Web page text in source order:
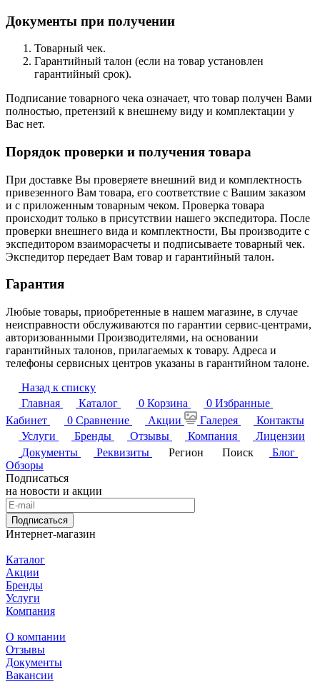
Документы при получении
Товарный чек.
Гарантийный талон (если на товар установлен
гарантийный срок).
Подписание товарного чека означает, что товар получен Вами
полностью, претензий к внешнему виду и комплектации у
Вас нет.
Порядок проверки и получения товара
При доставке Вы проверяете внешний вид и комплектность
привезенного Вам товара, его соответствие с Вашим заказом
и с приложенным товарным чеком. Проверка товара
происходит только в присутствии нашего экспедитора. После
проверки внешнего вида и комплектности, Вы производите с
экспедитором взаиморасчеты и подписываете товарный чек.
Экспедитор передает Вам товар и гарантийный талон.
Гарантия
Любые товары, приобретенные в нашем магазине, в случае
неисправности обслуживаются по гарантии сервис-центрами,
авторизованными Производителями, на основании
гарантийных талонов, прилагаемых к товару. Адреса и
телефоны сервисных центров указаны в гарантийном талоне.
Назад к списку
Главная
Каталог 0 Корзина 0 Избранные
Кабинет
0 Сравнение Акции Галерея
Контакты
Услуги
Бренды Отзывы Компания
Лицензии
Документы
Реквизиты Регион Поиск
Блог
Обзоры
Подписаться
на новости и акции
Подписаться
Интернет-магазин
Каталог
Акции
Бренды
Услуги
Компания
О компании
Отзывы
Документы
Вакансии